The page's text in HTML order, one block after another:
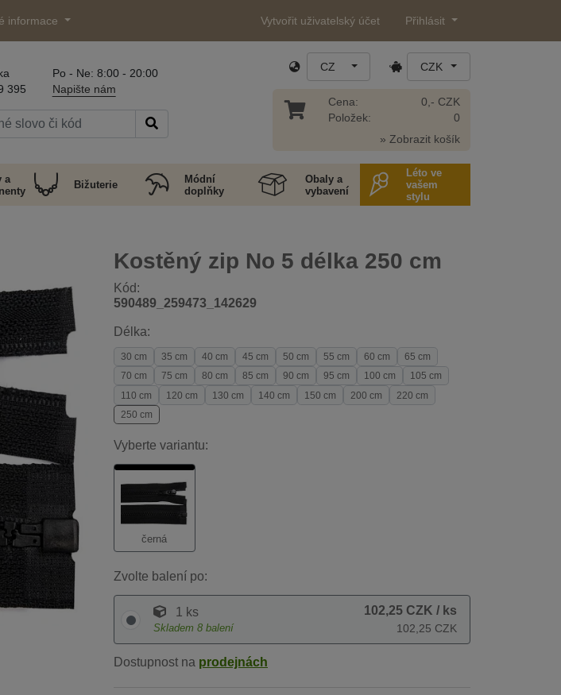
informace Vytvořit uživatelský účet Přihlásit
395
Po - Ne: 8:00 - 20:00
Napište nám
CZ CZK
Cena:
Položek:
0,- CZK
0
» Zobrazit košík
a
Bižuterie
Módní
doplňky
Obaly a
vybavení
Léto ve
vašem
stylu
Kostěný zip No 5 délka 250 cm
Kód:
590489_259473_142629
Délka:
30 cm 35 cm 40 cm 45 cm 50 cm 55 cm 60 cm
65 cm
70 cm
75 cm 80 cm 85 cm 90 cm 95 cm 100 cm
105 cm
110 cm
120 cm 130 cm 140 cm 150 cm 200 cm
220 cm
250 cm
Vyberte variantu:
černá
Zvolte balení po:
1 ks
Skladem 8 balení
102,25 CZK / ks
102,25 CZK
Dostupnost na prodejnách